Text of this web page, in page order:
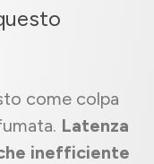
come colpa
Latenza
inefficiente